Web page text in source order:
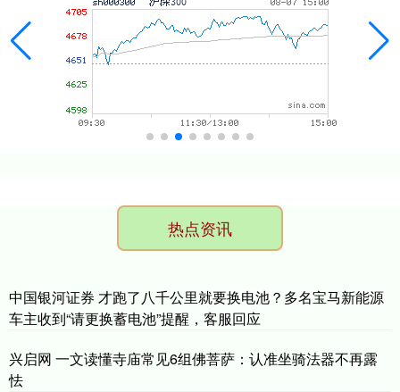
热点资讯
中国银河证券 才跑了八千公里就要换电池？多名宝马新能源
车主收到“请更换蓄电池”提醒，客服回应
兴启网 一文读懂寺庙常见6组佛菩萨：认准坐骑法器不再露
怯